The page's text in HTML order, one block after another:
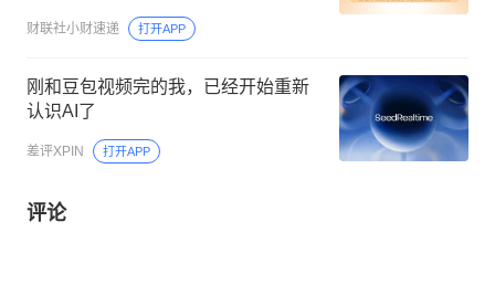
财联社小财速递 打开APP
刚和豆包视频完的我，已经开始重新
认识AI了
差评XPIN 打开APP
评论